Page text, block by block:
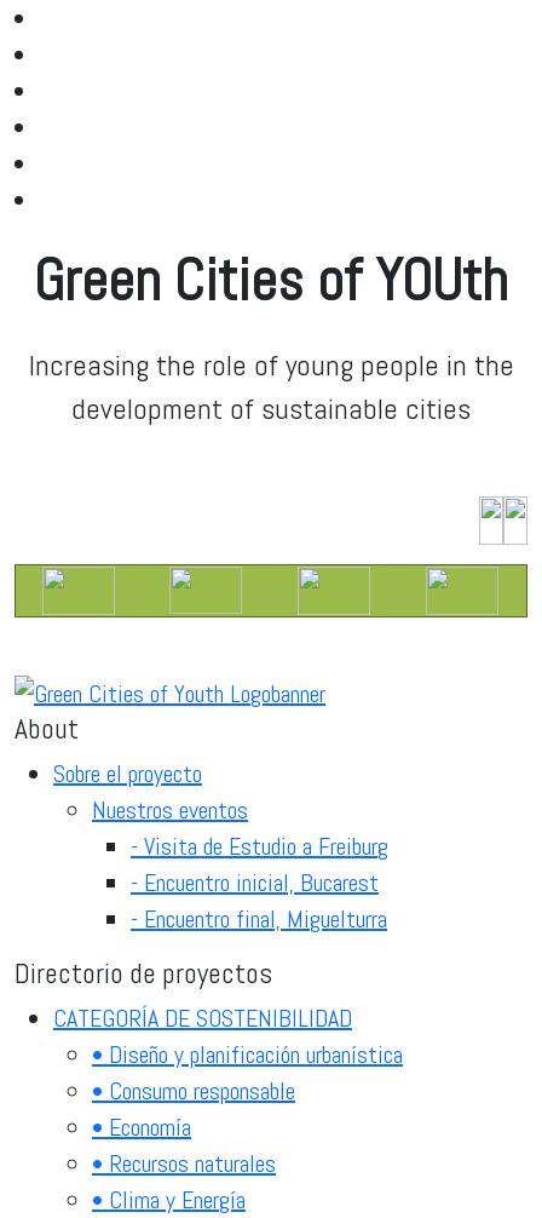
Green Cities of YOUth
Increasing the role of young people in the
development of sustainable cities
About
Sobre el proyecto
Nuestros eventos
- Visita de Estudio a Freiburg
- Encuentro inicial, Bucarest
- Encuentro final, Miguelturra
Directorio de proyectos
CATEGORÍA DE SOSTENIBILIDAD
• Diseño y planificación urbanística
• Consumo responsable
• Economía
• Recursos naturales
• Clima y Energía